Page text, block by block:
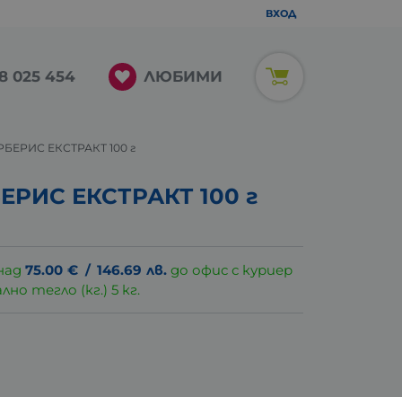
ВХОД
025 454 ЛЮБИМИ
ЕКСТРАКТ 100 г
ЕКСТРАКТ 100 г
75.00 € / 146.69 лв. до офис с куриер
тегло (кг.) 5 кг.